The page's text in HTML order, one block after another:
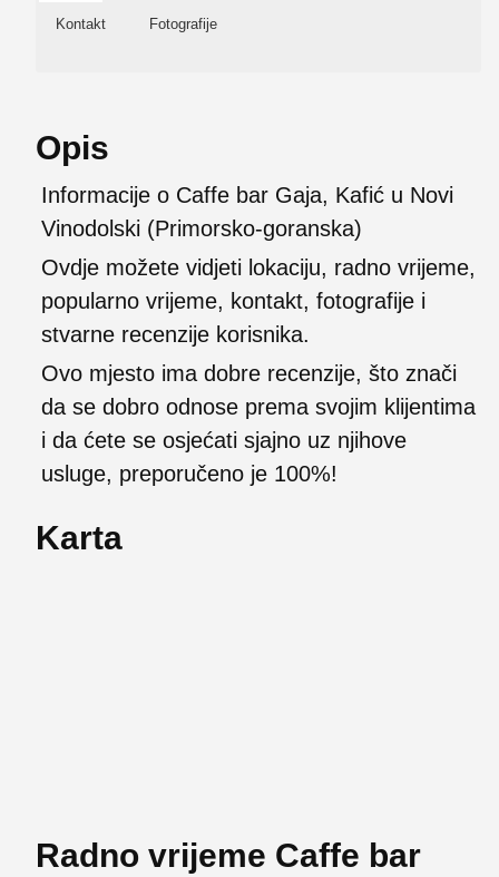
Kontakt Fotografije
Opis
Informacije o Caffe bar Gaja, Kafić u Novi
Vinodolski (Primorsko-goranska)
Ovdje možete vidjeti lokaciju, radno vrijeme,
popularno vrijeme, kontakt, fotografije i
stvarne recenzije korisnika.
Ovo mjesto ima dobre recenzije, što znači
da se dobro odnose prema svojim klijentima
i da ćete se osjećati sjajno uz njihove
usluge, preporučeno je 100%!
Karta
Radno vrijeme Caffe bar